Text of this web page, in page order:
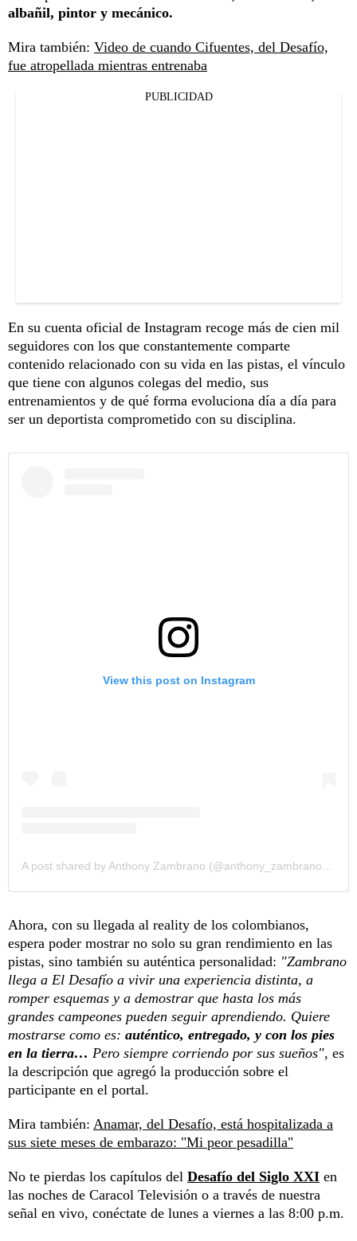
albañil, pintor y mecánico.
Mira también: Video de cuando Cifuentes, del Desafío,
fue atropellada mientras entrenaba
PUBLICIDAD
En su cuenta oficial de Instagram recoge más de cien mil
seguidores con los que constantemente comparte
contenido relacionado con su vida en las pistas, el vínculo
que tiene con algunos colegas del medio, sus
entrenamientos y de qué forma evoluciona día a día para
ser un deportista comprometido con su disciplina.
View this post on Instagram
Ahora, con su llegada al reality de los colombianos,
espera poder mostrar no solo su gran rendimiento en las
pistas, sino también su auténtica personalidad: "Zambrano
llega a El Desafío a vivir una experiencia distinta, a
romper esquemas y a demostrar que hasta los más
grandes campeones pueden seguir aprendiendo. Quiere
mostrarse como es: auténtico, entregado, y con los pies
en la tierra… Pero siempre corriendo por sus sueños", es
la descripción que agregó la producción sobre el
participante en el portal.
Mira también: Anamar, del Desafío, está hospitalizada a
sus siete meses de embarazo: "Mi peor pesadilla"
No te pierdas los capítulos del Desafío del Siglo XXI en
las noches de Caracol Televisión o a través de nuestra
señal en vivo, conéctate de lunes a viernes a las 8:00 p.m.